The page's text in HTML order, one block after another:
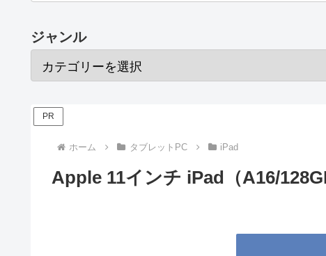
ジャンル
PR
ホーム タブレットPC iPad
Apple 11インチ iPad（A16/